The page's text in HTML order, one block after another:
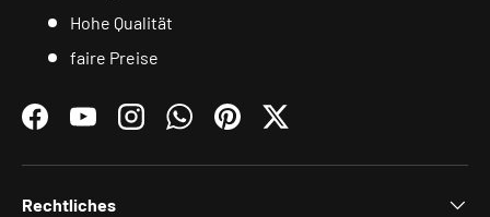
Hohe Qualität
faire Preise
FacebookYouTubeInstagramWhatsAppPinterestTwitter
Rechtliches